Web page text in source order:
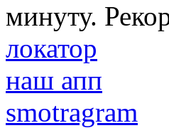
минуту.
локатор
наш апп
smotragram